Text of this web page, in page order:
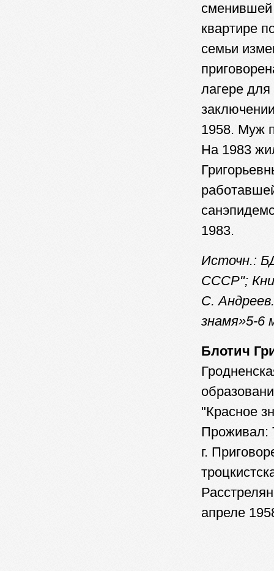
квартире
семьи
лагере
1958. Муж
На 1983
1983.
Источн.:
СССР";
С. Андреев.
знамя»5-6
Блотич
"Красное
Проживал:
г.
апреле